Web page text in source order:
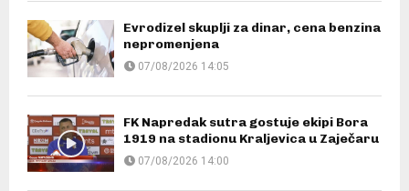
Evrodizel skuplji za dinar, cena benzina
nepromenjena
07/08/2026 14:05
FK Napredak sutra gostuje ekipi Bora
1919 na stadionu Kraljevica u Zaječaru
07/08/2026 14:00